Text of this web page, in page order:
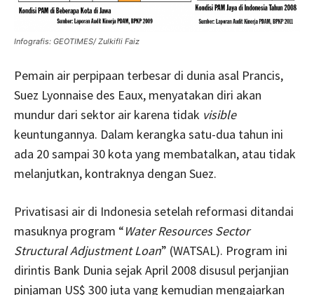
Infografis: GEOTIMES/ Zulkifli Faiz
Pemain air perpipaan terbesar di dunia asal Prancis,
Suez Lyonnaise des Eaux, menyatakan diri akan
mundur dari sektor air karena tidak visible
keuntungannya. Dalam kerangka satu-dua tahun ini
ada 20 sampai 30 kota yang membatalkan, atau tidak
melanjutkan, kontraknya dengan Suez.
Privatisasi air di Indonesia setelah reformasi ditandai
masuknya program “Water Resources Sector
Structural Adjustment Loan” (WATSAL). Program ini
dirintis Bank Dunia sejak April 2008 disusul perjanjian
pinjaman US$ 300 juta yang kemudian mengajarkan